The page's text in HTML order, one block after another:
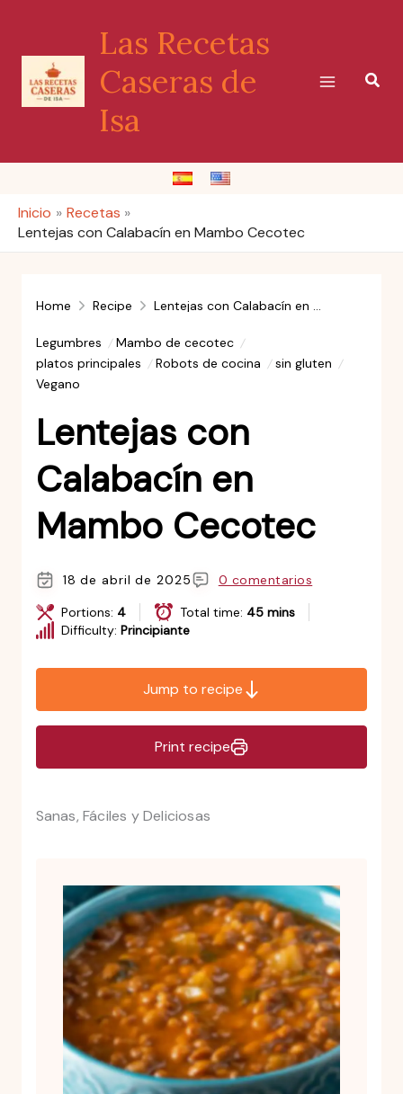
contenido
Las Recetas
Caseras de
Isa
Inicio
Recetas
Lentejas con Calabacín en Mambo Cecotec
Home Recipe Lentejas con Calabacín en Mambo Cecotec
Legumbres
Mambo de cecotec
platos principales
Robots de cocina
sin gluten
Vegano
Lentejas con
Calabacín en
Mambo Cecotec
18 de abril de 2025
0 comentarios
Portions: 4 Total time: 45 mins
Difficulty: Principiante
Jump to recipe
Print recipe
Sanas, Fáciles y Deliciosas